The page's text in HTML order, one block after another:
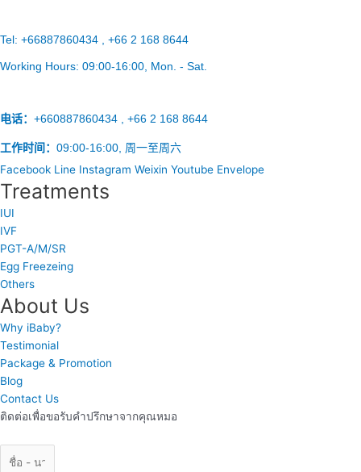
Tel: +66887860434 , +66 2 168 8644
Working Hours: 09:00-16:00 , Mon. - Sat.
电话： +660887860434 , +66 2 168 8644
工作时间： 09:00-16:00, 周一至周六
Facebook Line Instagram Weixin Youtube Envelope
Treatments
IUI
IVF
PGT-A/M/SR
Egg Freezeing
Others
About Us
Why iBaby?
Testimonial
Package & Promotion
Blog
Contact Us
ติดต่อเพื่อขอรับคำปรึกษาจากคุณหมอ